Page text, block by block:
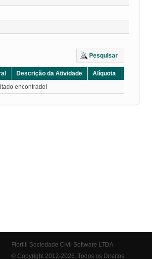
Pesquisar
Descrição da Atividade Alíquota
encontrado!
Fiorilli Sociedade Civil Software LTDA
© Copyright 2012-2026. Todos os Direitos